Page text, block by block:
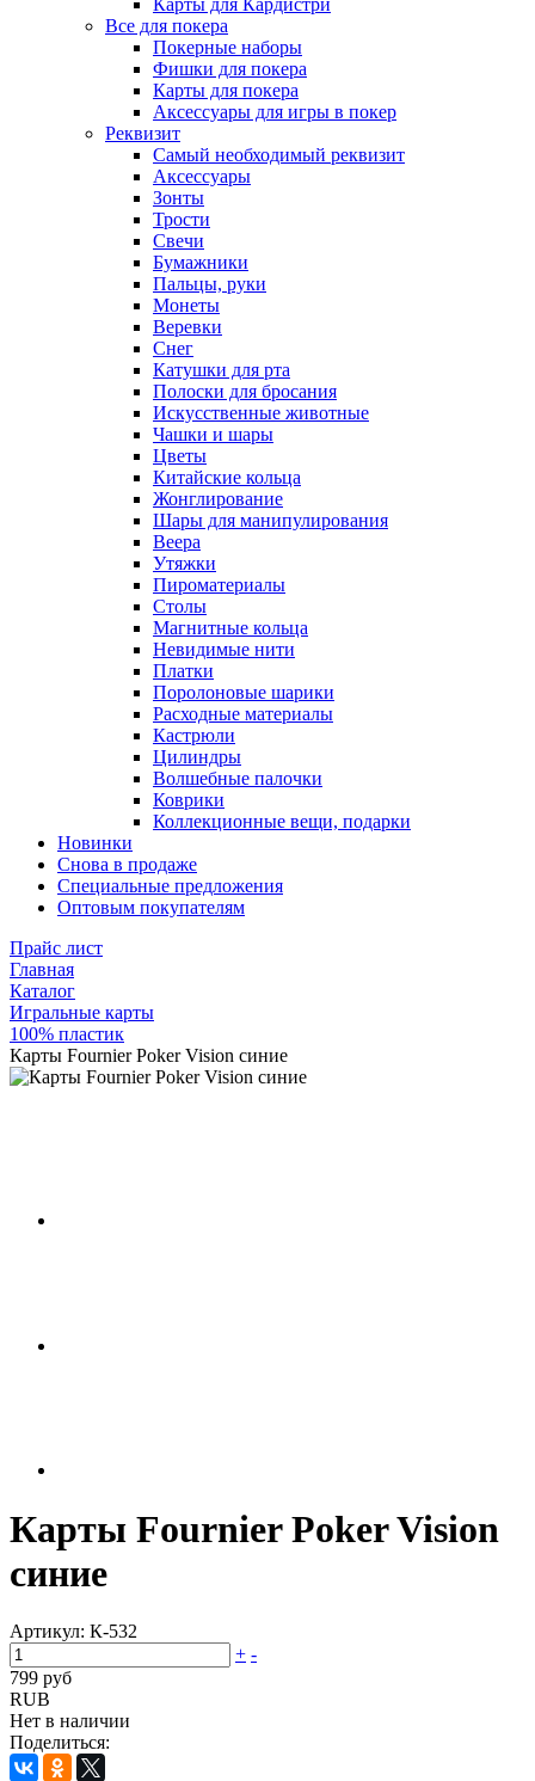
Карты для Кардистри
Все для покера
Покерные наборы
Фишки для покера
Карты для покера
Аксессуары для игры в покер
Реквизит
Самый необходимый реквизит
Аксессуары
Зонты
Трости
Свечи
Бумажники
Пальцы, руки
Монеты
Веревки
Снег
Катушки для рта
Полоски для бросания
Искусственные животные
Чашки и шары
Цветы
Китайские кольца
Жонглирование
Шары для манипулирования
Веера
Утяжки
Пироматериалы
Столы
Магнитные кольца
Невидимые нити
Платки
Поролоновые шарики
Расходные материалы
Кастрюли
Цилиндры
Волшебные палочки
Коврики
Коллекционные вещи, подарки
Новинки
Снова в продаже
Специальные предложения
Оптовым покупателям
Прайс лист
Главная
Каталог
Игральные карты
100% пластик
Карты Fournier Poker Vision синие
Карты Fournier Poker Vision
синие
Артикул: К-532
+ -
799 руб
RUB
Нет в наличии
Поделиться: